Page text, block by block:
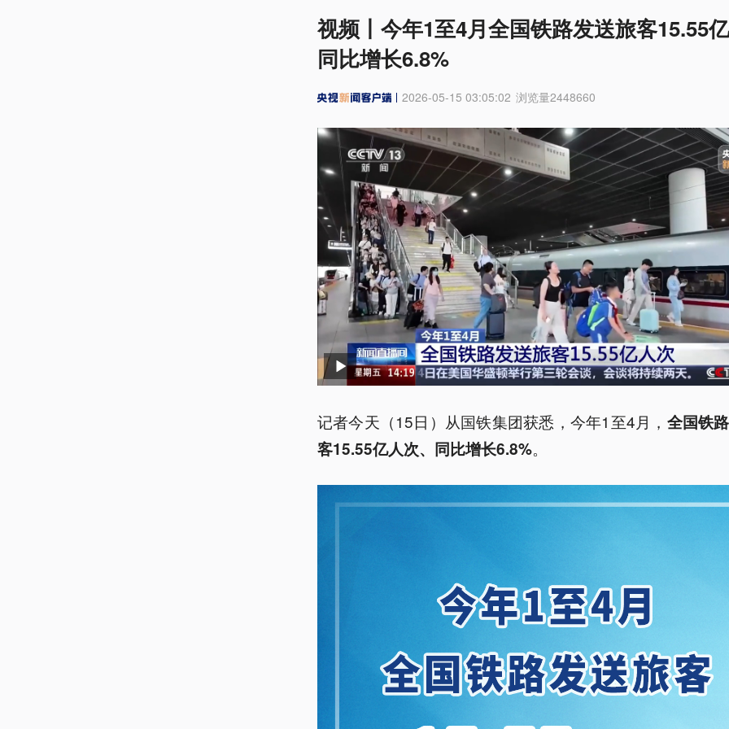
视频丨今年1至4月全国铁路发送旅客15.55
同比增长6.8%
2026-05-15 03:05:02 浏览量2448660
记者今天（15日）从国铁集团获悉，今年1至4月， 全国铁
客15.55亿人次、同比增长6.8%。